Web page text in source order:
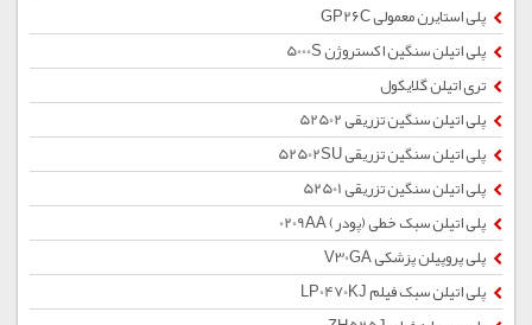
پلی استایرن معمولی GP26C
پلی اتیلن سنگین اکستروژن 5000S
تری اتیلن گلایکول
پلی اتیلن سنگین تزریقی 52502
پلی اتیلن سنگین تزریقی 52502SU
پلی اتیلن سنگین تزریقی 52501
پلی اتیلن سبک خطی (پودر) 0209AA
پلی پروپیلن پزشکی V30GA
پلی اتیلن سبک فیلم LP0470KJ